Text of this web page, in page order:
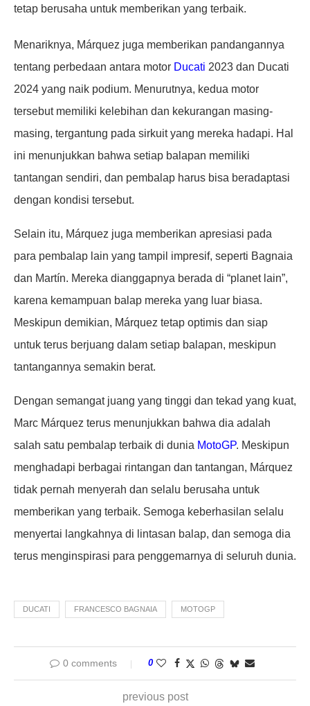
tetap berusaha untuk memberikan yang terbaik.
Menariknya, Márquez juga memberikan pandangannya
tentang perbedaan antara motor Ducati 2023 dan Ducati
2024 yang naik podium. Menurutnya, kedua motor
tersebut memiliki kelebihan dan kekurangan masing-
masing, tergantung pada sirkuit yang mereka hadapi. Hal
ini menunjukkan bahwa setiap balapan memiliki
tantangan sendiri, dan pembalap harus bisa beradaptasi
dengan kondisi tersebut.
Selain itu, Márquez juga memberikan apresiasi pada
para pembalap lain yang tampil impresif, seperti Bagnaia
dan Martín. Mereka dianggapnya berada di “planet lain”,
karena kemampuan balap mereka yang luar biasa.
Meskipun demikian, Márquez tetap optimis dan siap
untuk terus berjuang dalam setiap balapan, meskipun
tantangannya semakin berat.
Dengan semangat juang yang tinggi dan tekad yang kuat,
Marc Márquez terus menunjukkan bahwa dia adalah
salah satu pembalap terbaik di dunia MotoGP. Meskipun
menghadapi berbagai rintangan dan tantangan, Márquez
tidak pernah menyerah dan selalu berusaha untuk
memberikan yang terbaik. Semoga keberhasilan selalu
menyertai langkahnya di lintasan balap, dan semoga dia
terus menginspirasi para penggemarnya di seluruh dunia.
DUCATI FRANCESCO BAGNAIA MOTOGP
0 comments 0
previous post